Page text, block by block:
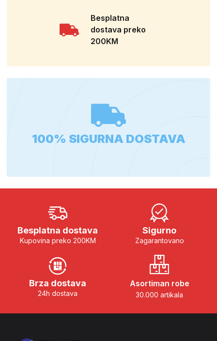
Besplatna
dostava preko
200KM
100% SIGURNA DOSTAVA
Besplatna dostava
Kupovina preko 200KM
Sigurno
Zagarantovano
Brza dostava
24h dostava
Asortiman robe
30.000 artikala